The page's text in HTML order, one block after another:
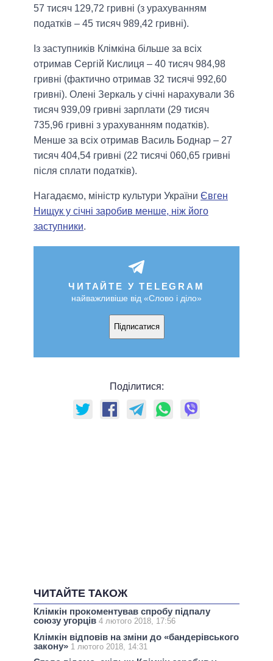
57 тисяч 129,72 гривні (з урахуванням
податків – 45 тисяч 989,42 гривні).
Із заступників Клімкіна більше за всіх
отримав Сергій Кислиця – 40 тисяч 984,98
гривні (фактично отримав 32 тисячі 992,60
гривні). Олені Зеркаль у січні нарахували 36
тисяч 939,09 гривні зарплати (29 тисяч
735,96 гривні з урахуванням податків).
Менше за всіх отримав Василь Боднар – 27
тисяч 404,54 гривні (22 тисячі 060,65 гривні
після сплати податків).
Нагадаємо, міністр культури України Євген
Нищук у січні заробив менше, ніж його
заступники.
ЧИТАЙТЕ У TELEGRAM
найважливіше від «Слово і діло»
Підписатися
Поділитися:
ЧИТАЙТЕ ТАКОЖ
Клімкін прокоментував спробу підпалу
союзу угорців 4 лютого 2018, 17:56
Клімкін відповів на зміни до «бандерівського
закону» 1 лютого 2018, 14:31